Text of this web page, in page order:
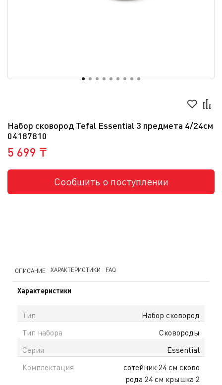
Набор сковород Tefal Essential 3 предмета 4/24см
04187810
5 699 ₸
Сообщить о поступлении
ОПИСАНИЕ ХАРАКТЕРИСТИКИ FAQ
Характеристики
Тип
Набор сковород
Тип набора
Сковороды
Серия
Essential
Комплектация
сотейник 24 см сково
рода 24 см крышка 2